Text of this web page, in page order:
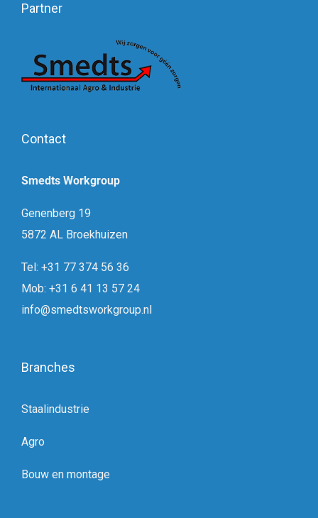
Partner
Contact
Smedts Workgroup
Genenberg 19
5872 AL Broekhuizen
Tel: +31 77 374 56 36
Mob: +31 6 41 13 57 24
info@smedtsworkgroup.nl
Branches
Staalindustrie
Agro
Bouw en montage